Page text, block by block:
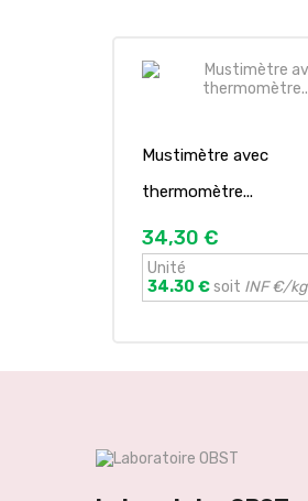
Mustimètre avec
thermomètre...
34,30 €
Unité
34.30 €soit INF €/kg